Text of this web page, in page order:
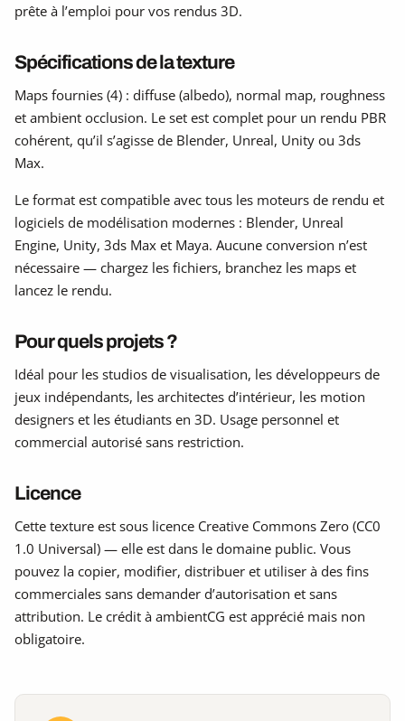
prête à l’emploi pour vos rendus 3D.
Spécifications de la texture
Maps fournies (4) : diffuse (albedo), normal map, roughness
et ambient occlusion. Le set est complet pour un rendu PBR
cohérent, qu’il s’agisse de Blender, Unreal, Unity ou 3ds
Max.
Le format est compatible avec tous les moteurs de rendu et
logiciels de modélisation modernes : Blender, Unreal
Engine, Unity, 3ds Max et Maya. Aucune conversion n’est
nécessaire — chargez les fichiers, branchez les maps et
lancez le rendu.
Pour quels projets ?
Idéal pour les studios de visualisation, les développeurs de
jeux indépendants, les architectes d’intérieur, les motion
designers et les étudiants en 3D. Usage personnel et
commercial autorisé sans restriction.
Licence
Cette texture est sous licence Creative Commons Zero (CC0
1.0 Universal) — elle est dans le domaine public. Vous
pouvez la copier, modifier, distribuer et utiliser à des fins
commerciales sans demander d’autorisation et sans
attribution. Le crédit à ambientCG est apprécié mais non
obligatoire.